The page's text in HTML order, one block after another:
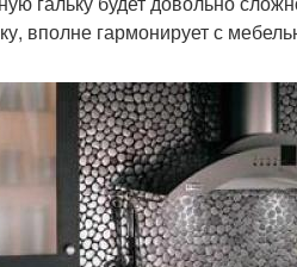
вполне гармонирует с